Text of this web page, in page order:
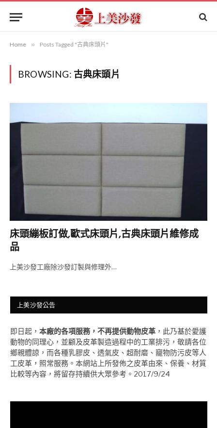
Home » Posts Tagged "古典床頭片"
BROWSING: 古典床頭片
床頭繃板訂做,歐式床頭片,古典床頭片維修成
品
上美沙發工廠除沙發訂製與修理外…
上美沙發公告
即日起， 本廠的各項服務，不再提供動物皮革 ，此乃基於愛護
動物的同理心，並顧及皮革製造過程中的工業排污，敬請各位
鄉親體諒，而各種乳膠皮、透氣皮、超耐磨、竉物防污皮等人
工皮革，照常服務。本網站上所發佈之皮革由來、保養、材質
比較等內容，將留存持續供大眾參考。2017/9/24